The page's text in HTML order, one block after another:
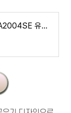
EFM네트웍스 아이피타임 A2004SE 유무선공유기 기가비트